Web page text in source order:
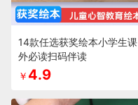
14款任选获奖绘本小学生课
外必读扫码伴读
￥ 4.9